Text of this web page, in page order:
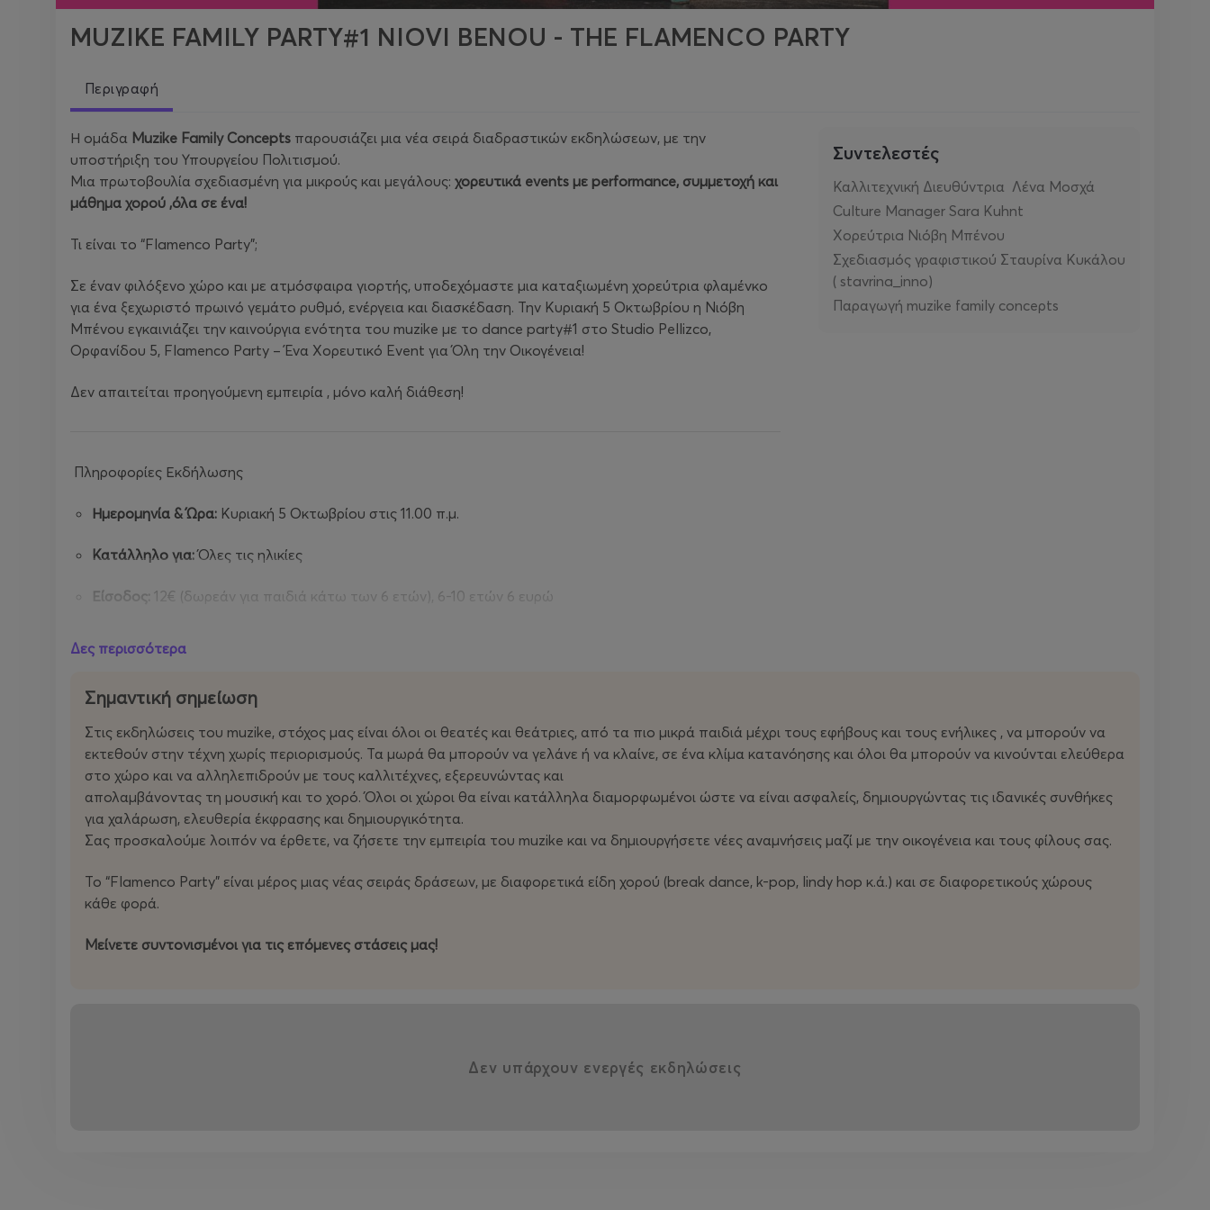
MUZIKE FAMILY PARTY#1 NIOVI BENOU - THE FLAMENCO PARTY
Περιγραφή
Η ομάδα Muzike Family Concepts παρουσιάζει μια νέα σειρά διαδραστικών εκδηλώσεων, με την
υποστήριξη του Υπουργείου Πολιτισμού.
Μια πρωτοβουλία σχεδιασμένη για μικρούς και μεγάλους: χορευτικά events με performance, συμμετοχή και
μάθημα χορού ,όλα σε ένα!
Τι είναι το “Flamenco Party”;
Σε έναν φιλόξενο χώρο και με ατμόσφαιρα γιορτής, υποδεχόμαστε μια καταξιωμένη χορεύτρια φλαμένκο
για ένα ξεχωριστό πρωινό γεμάτο ρυθμό, ενέργεια και διασκέδαση. Την Κυριακή 5 Οκτωβρίου η Νιόβη
Μπένου εγκαινιάζει την καινούργια ενότητα του muzike με το dance party#1 στο Studio Pellizco,
Oρφανίδου 5, Flamenco Party – Ένα Χορευτικό Event για Όλη την Οικογένεια!
Δεν απαιτείται προηγούμενη εμπειρία , μόνο καλή διάθεση!
Πληροφορίες Εκδήλωσης
Ημερομηνία & Ώρα: Κυριακή 5 Οκτωβρίου στις 11.00 π.μ.
Κατάλληλο για:Όλες τις ηλικίες
Είσοδος: 12€ (δωρεάν για παιδιά κάτω των 6 ετών), 6-10 ετών 6 ευρώ
συνοδεύονται από παιδιά.
Διάρκεια party: 60’
Γενική Είσοδος: 12€ (δωρεάν κάτω των 6 ετών) , 6-10 ετών 6 ευρώ
Δες περισσότερα
Συντελεστές
Καλλιτεχνική Διευθύντρια Λένα Μοσχά
Culture Manager Sara Kuhnt
Χορεύτριa Νιόβη Μπένου
Σχεδιασμός γραφιστικού Σταυρίνα Κυκάλου
( stavrina_inno)
Παραγωγή muzike family conceρts
Σημαντική σημείωση
Στις εκδηλώσεις του muzike, στόχος μας είναι όλοι οι θεατές και θεάτριες, από τα πιο μικρά παιδιά μέχρι τους εφήβους και τους ενήλικες , να μπορούν να
εκτεθούν στην τέχνη χωρίς περιορισμούς. Τα μωρά θα μπορούν να γελάνε ή να κλαίνε, σε ένα κλίμα κατανόησης και όλοι θα μπορούν να κινούνται ελεύθερα
στο χώρο και να αλληλεπιδρούν με τους καλλιτέχνες, εξερευνώντας και
απολαμβάνοντας τη μουσική και το χορό. Όλοι οι χώροι θα είναι κατάλληλα διαμορφωμένοι ώστε να είναι ασφαλείς, δημιουργώντας τις ιδανικές συνθήκες
για χαλάρωση, ελευθερία έκφρασης και δημιουργικότητα.
Σας προσκαλούμε λοιπόν να έρθετε, να ζήσετε την εμπειρία του muzike και να δημιουργήσετε νέες αναμνήσεις μαζί με την οικογένεια και τους φίλους σας.
Το “Flamenco Party” είναι μέρος μιας νέας σειράς δράσεων, με διαφορετικά είδη χορού (break dance, k-pop, lindy hop κ.ά.) και σε διαφορετικούς χώρους
κάθε φορά.
Μείνετε συντονισμένοι για τις επόμενες στάσεις μας!
Δεν υπάρχουν ενεργές εκδηλώσεις